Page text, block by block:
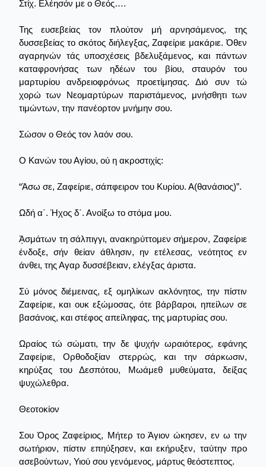
Στίχ. Ελέησόν με ο Θεός….
Της ευσεβείας τον πλούτον μή αρνησάμενος, της
δυσσεβείας το σκότος διήλεγξας, Ζαφείριε μακάριε. Όθεν
αγαρηνών τάς υποσχέσεις βδελυξάμενος, και πάντων
καταφρονήσας των ηδέων του βίου, σταυρόν του
μαρτυρίου ανδρειοφρόνως προετίμησας. Διό συν τώ
χορώ των Νεομαρτύρων παριστάμενος, μνήσθητι των
τιμώντων, την πανέορτον μνήμην σου.
Σώσον ο Θεός τον λαόν σου.
Ο Κανών του Αγίου, ού η ακροστιχίς:
“Άσω σε, Ζαφείριε, σάπφειρον του Κυρίου. Α(θανάσιος)”.
Ωδή α΄. Ήχος δ΄. Ανοίξω το στόμα μου.
ᾈσμάτων τη σάλπιγγι, ανακηρύττομεν σήμερον, Ζαφείριε
ένδοξε, σήν θείαν άθλησιν, ην ετέλεσας, νεότητος εν
άνθει, της Αγαρ δυσσέβειαν, ελέγξας άριστα.
Σύ μόνος διέμεινας, εξ ομηλίκων ακλόνητος, την πίστιν
Ζαφείριε, και ουκ εξώμοσας, ότε βάρβαροι, ηπείλων σε
βασάνοις, και στέφος απείληφας, της μαρτυρίας σου.
Ωραίος τώ σώματι, την δε ψυχήν ωραιότερος, εφάνης
Ζαφείριε, Ορθοδοξίαν στερρώς, και την σάρκωσιν,
κηρύξας του Δεσπότου, Μωάμεθ μυθεύματα, δείξας
ψυχώλεθρα.
Θεοτοκίον
Σου Όρος Ζαφείριος, Μήτερ το Άγιον ώκησεν, εν ω την
σωτήριον, πίστιν επηύξησεν, και εκήρυξεν, ταύτην προ
ασεβούντων, Υιού σου γενόμενος, μάρτυς θεόστεπτος.